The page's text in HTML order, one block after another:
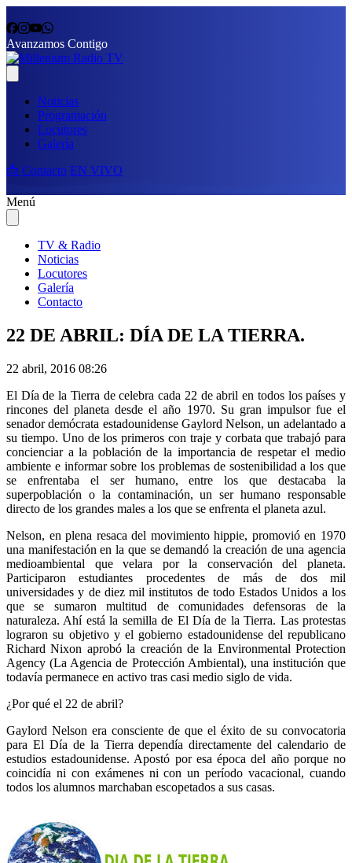
Avanzamos Contigo
Noticias
Programación
Locutores
Galería
📩 Contacto EN VIVO
Menú
TV & Radio
Noticias
Locutores
Galería
Contacto
22 DE ABRIL: DÍA DE LA TIERRA.
22 abril, 2016 08:26
El Día de la Tierra de celebra cada 22 de abril en todos los países y
rincones del planeta desde el año 1970. Su gran impulsor fue el
senador demócrata estadounidense Gaylord Nelson, un adelantado a
su tiempo. Uno de los primeros con traje y corbata que trabajó para
concienciar a la población de la importancia de respetar el medio
ambiente e informar sobre los problemas de sostenibilidad a los que
se enfrentaba el ser humano, entre los que destacaba la
superpoblación o la contaminación, un ser humano responsable
directo de los grandes males a los que se enfrenta el planeta azul.
Nelson, en plena resaca del movimiento hippie, promovió en 1970
una manifestación en la que se demandó la creación de una agencia
medioambiental que velara por la conservación del planeta.
Participaron estudiantes procedentes de más de dos mil
universidades y de diez mil institutos de todo Estados Unidos a los
que se sumaron multitud de comunidades defensoras de la
naturaleza. Ahí está la semilla de El Día de la Tierra. Las protestas
lograron su objetivo y el gobierno estadounidense del republicano
Richard Nixon aprobó la creación de la Environmental Protection
Agency (La Agencia de Protección Ambiental), una institución que
todavía permanece en activo tras casi medio siglo de vida.
¿Por qué el 22 de abril?
Gaylord Nelson era consciente de que el éxito de su convocatoria
para El Día de la Tierra dependía directamente del calendario de
estudios estadounidense. Apostó por esa época del año porque no
coincidía ni con exámenes ni con un período vacacional, cuando
todos los alumnos marchaban escopetados a sus casas.